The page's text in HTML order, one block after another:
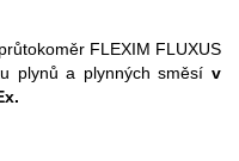
FLEXIM FLUXUS
plynů a plynných směsí v